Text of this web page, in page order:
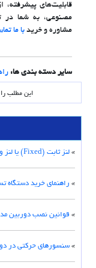
قابلیت‌های پیشرفته،
مصنوعی، به شما در
مشاوره و خرید با ما
سایر دسته بندی ها:
این مطلب
» لنز ثابت (Fixed) یا لنز وریفوکال (Varifocal)؟ مزایا، معایب و کاربردها
» راهنمای خرید دستگاه
» قوانین نصب دوربین
» سنسورهای حرکتی در